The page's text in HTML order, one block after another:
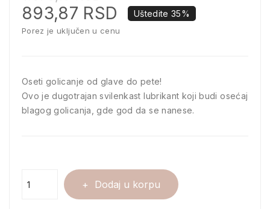
893,87 RSD Uštedite 35%
Porez je uključen u cenu
Oseti golicanje od glave do pete!
Ovo je dugotrajan svilenkast lubrikant koji budi osećaj
blagog golicanja, gde god da se nanese.
Dodaj u korpu